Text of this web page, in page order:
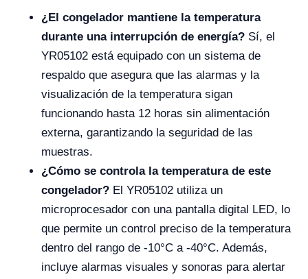
¿El congelador mantiene la temperatura
durante una interrupción de energía? Sí, el
YR05102 está equipado con un sistema de
respaldo que asegura que las alarmas y la
visualización de la temperatura sigan
funcionando hasta 12 horas sin alimentación
externa, garantizando la seguridad de las
muestras.
¿Cómo se controla la temperatura de este
congelador? El YR05102 utiliza un
microprocesador con una pantalla digital LED, lo
que permite un control preciso de la temperatura
dentro del rango de -10°C a -40°C. Además,
incluye alarmas visuales y sonoras para alertar